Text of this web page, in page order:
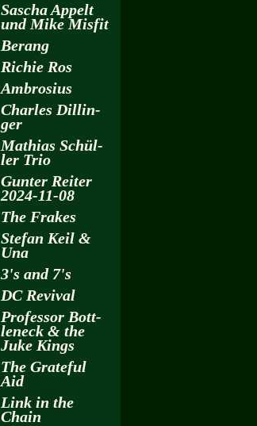
Sa­scha Ap­pelt
und Mike Mis­fit
Be­rang
Ri­chie Ros
Am­bro­si­us
Charles Dil­lin­
ger
Ma­thi­as Schül­
ler Trio
Gun­ter Rei­ter
2024-11-08
The Fra­kes
Ste­fan Keil &
Una
3's and 7's
DC Re­vi­val
Pro­fes­sor Bott­
len­eck & the
Juke Kings
The Gra­te­ful
Aid
Link in the
Chain